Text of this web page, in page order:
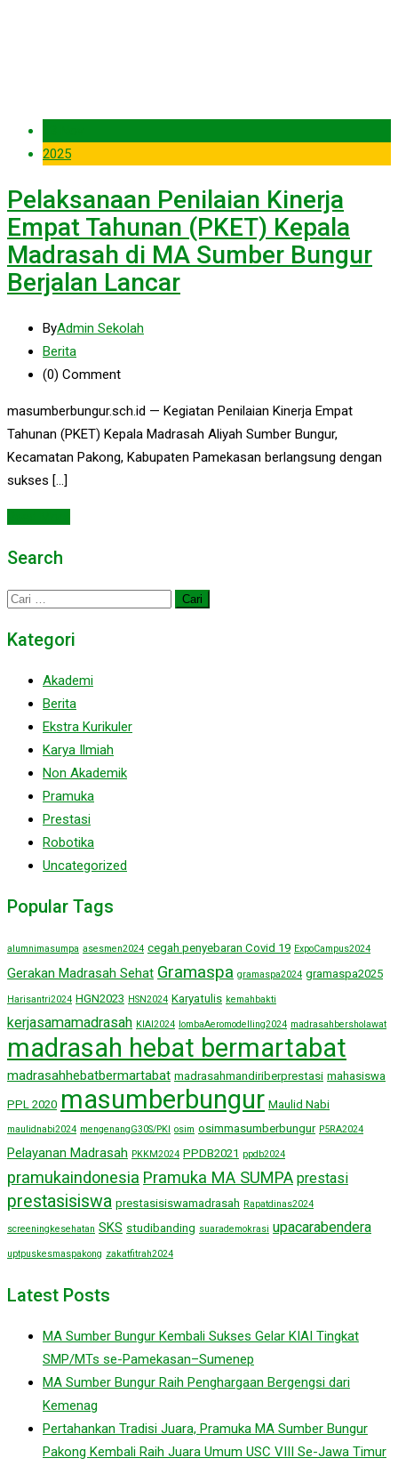
2025
Pelaksanaan Penilaian Kinerja
Empat Tahunan (PKET) Kepala
Madrasah di MA Sumber Bungur
Berjalan Lancar
ByAdmin Sekolah
Berita
(0) Comment
masumberbungur.sch.id — Kegiatan Penilaian Kinerja Empat
Tahunan (PKET) Kepala Madrasah Aliyah Sumber Bungur,
Kecamatan Pakong, Kabupaten Pamekasan berlangsung dengan
sukses […]
Search
Cari
Kategori
Akademi
Berita
Ekstra Kurikuler
Karya Ilmiah
Non Akademik
Pramuka
Prestasi
Robotika
Uncategorized
Popular Tags
alumnimasumpa asesmen2024 cegah penyebaran Covid 19 ExpoCampus2024
Gerakan Madrasah Sehat Gramaspa gramaspa2024 gramaspa2025
Harisantri2024 HGN2023 HSN2024 Karyatulis kemahbakti
kerjasamamadrasah KIAI2024 lombaAeromodelling2024 madrasahbersholawat
madrasah hebat bermartabat
madrasahhebatbermartabat madrasahmandiriberprestasi mahasiswa
PPL 2020 masumberbungur Maulid Nabi
maulidnabi2024 mengenangG30S/PKI osim osimmasumberbungur P5RA2024
Pelayanan Madrasah PKKM2024 PPDB2021 ppdb2024
pramukaindonesia Pramuka MA SUMPA prestasi
prestasisiswa prestasisiswamadrasah Rapatdinas2024
screeningkesehatan SKS studibanding suarademokrasi upacarabendera
uptpuskesmaspakong zakatfitrah2024
Latest Posts
MA Sumber Bungur Kembali Sukses Gelar KIAI Tingkat
SMP/MTs se-Pamekasan–Sumenep
MA Sumber Bungur Raih Penghargaan Bergengsi dari
Kemenag
Pertahankan Tradisi Juara, Pramuka MA Sumber Bungur
Pakong Kembali Raih Juara Umum USC VIII Se-Jawa Timur